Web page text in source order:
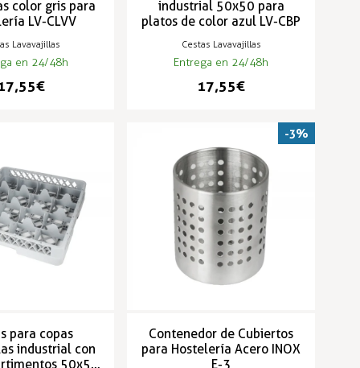
color gris para
LV-CLVV
Lavavajillas
en 24/48h
€
industrial 50x50 para
platos de color azul LV-CBP
Cestas Lavavajillas
Entrega en 24/48h
17,55 €
para copas
industrial con
50x50
Contenedor de Cubiertos
para Hostelería Acero INOX
E-3
-3%